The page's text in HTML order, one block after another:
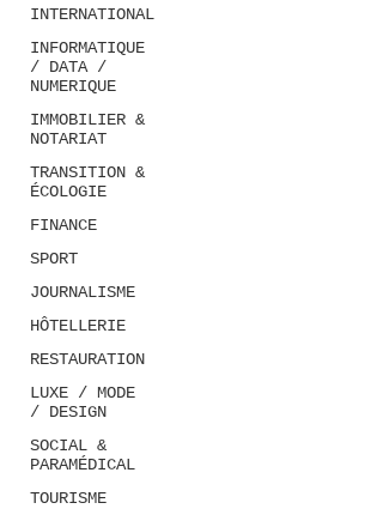
INTERNATIONAL
INFORMATIQUE
/ DATA /
NUMERIQUE
IMMOBILIER &
NOTARIAT
TRANSITION &
ÉCOLOGIE
FINANCE
SPORT
JOURNALISME
HÔTELLERIE
RESTAURATION
LUXE / MODE
/ DESIGN
SOCIAL &
PARAMÉDICAL
TOURISME